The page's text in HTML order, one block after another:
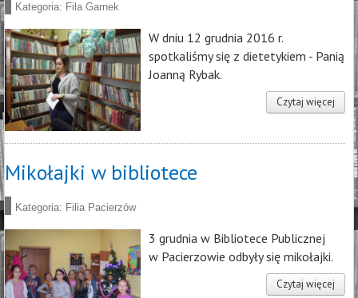
Kategoria: Fila Garnek
W dniu 12 grudnia 2016 r.
spotkaliśmy się z dietetykiem - Panią
Joanną Rybak.
Czytaj więcej
Mikołajki w bibliotece
Kategoria: Filia Pacierzów
3 grudnia w Bibliotece Publicznej
w Pacierzowie odbyły się mikołajki.
Czytaj więcej